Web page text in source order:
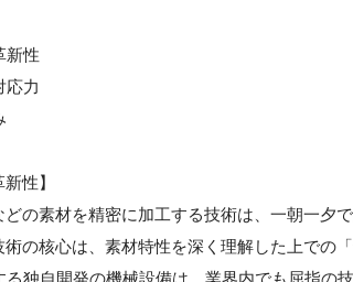
新性
応力
性】
の素材を精密に加工する技術は、一朝一夕
の核心は、素材特性を深く理解した上での
独自開発の機械設備は、業界内でも屈指の